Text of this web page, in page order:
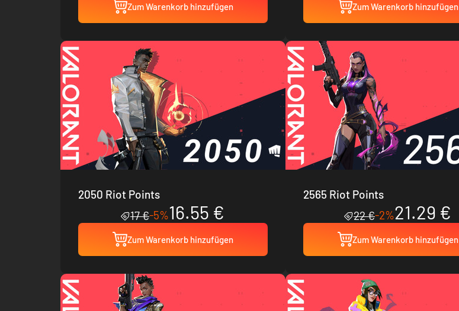
Zum Warenkorb hinzufügen Zum Warenkorb hinzufügen
2050 Riot Points
17 €-5%16.55 €
Zum Warenkorb hinzufügen
2565 Riot Points
22 €-2%21.29 €
Zum Warenkorb hinzufügen